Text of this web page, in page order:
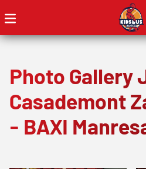
Photo Gallery
Casademont
- BAXI